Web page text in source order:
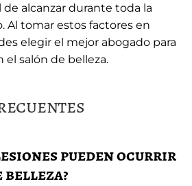
de alcanzar durante toda la
Al tomar estos factores en
elegir el mejor abogado para
el salón de belleza.
pueden ocurrir
belleza?